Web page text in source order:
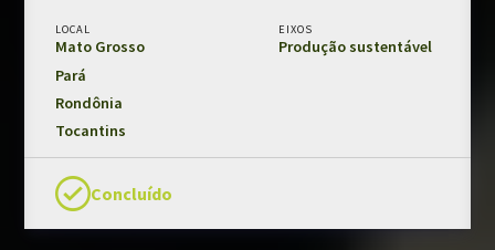
Salvaguardas de REDD+
Avaliações externas
Fundo Amazônia e os ODS
Modelos e guias
Manual da marca
LOCAL
Mato Grosso
Pará
Rondônia
Tocantins
EIXOS
Produção sustentável
Concluído